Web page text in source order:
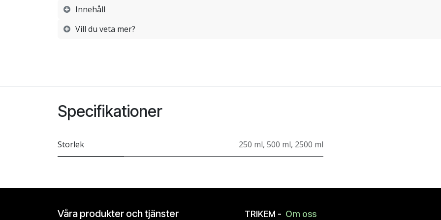
Innehåll
Vill du veta mer?
Specifikationer
Storlek 250 ml, 500 ml, 2500 ml
Våra produkter och tjänster TRIKEM - Om oss